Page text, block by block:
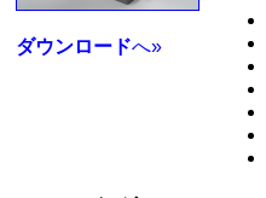
ダウンロードへ»